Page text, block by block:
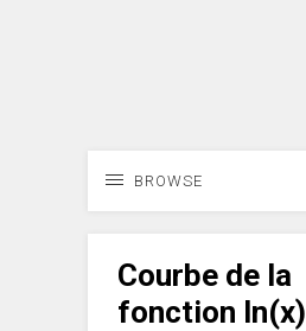
BROWSE
Courbe de la
fonction ln(x)